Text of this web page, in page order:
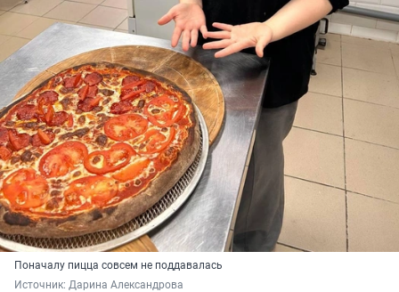
Поначалу пицца совсем не поддавалась
Источник: Дарина Александрова